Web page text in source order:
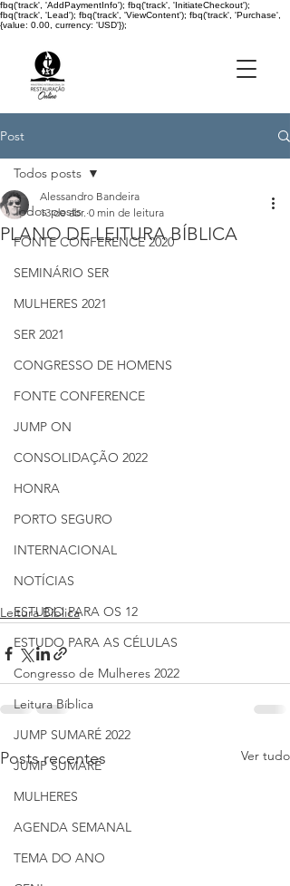
fbq('track', 'AddPaymentInfo'); fbq('track', 'InitiateCheckout');
fbq('track', 'Lead'); fbq('track', 'ViewContent'); fbq('track', 'Purchase',
{value: 0.00, currency: 'USD'});
Post
Todos posts
FONTE CONFERENCE 2020
SEMINÁRIO SER
MULHERES 2021
SER 2021
CONGRESSO DE HOMENS
FONTE CONFERENCE
JUMP ON
CONSOLIDAÇÃO 2022
HONRA
PORTO SEGURO
INTERNACIONAL
NOTÍCIAS
ESTUDO PARA OS 12
ESTUDO PARA AS CÉLULAS
Congresso de Mulheres 2022
Leitura Bíblica
JUMP SUMARÉ 2022
JUMP SUMARÉ
MULHERES
AGENDA SEMANAL
TEMA DO ANO
Todos posts
PLANO DE LEITURA BÍBLICA
Alessandro Bandeira
13 de abr. 0 min de leitura
Leitura Bíblica
Posts recentes Ver tudo